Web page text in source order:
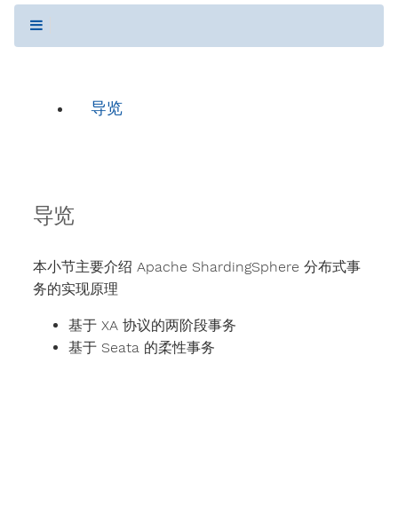
导览
导览
本小节主要介绍 Apache ShardingSphere 分布式事
务的实现原理
基于 XA 协议的两阶段事务
基于 Seata 的柔性事务